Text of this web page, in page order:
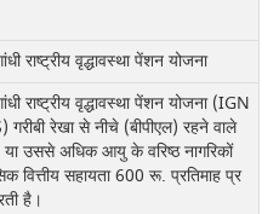
राष्ट्रीय वृद्धावस्था पेंशन योजना
राष्ट्रीय वृद्धावस्था पेंशन योजना (IGN
गरीबी रेखा से नीचे (बीपीएल) रहने वाले
या उससे अधिक आयु के वरिष्ठ नागरिकों
वित्तीय सहायता 600 रू. प्रतिमाह प्र
है।